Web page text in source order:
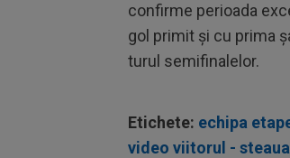
confirme perioada
gol primit şi cu prima
turul semifinalelor.
Etichete: echipa
video viitorul -